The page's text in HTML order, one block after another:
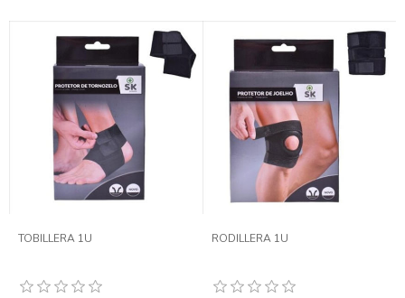
TOBILLERA 1U RODILLERA 1U